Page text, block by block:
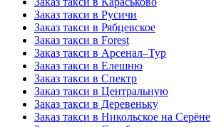
Заказ такси в Русичи
Заказ такси в Рябцевское
Заказ такси в Forest
Заказ такси в Арсенал–Тур
Заказ такси в Елешню
Заказ такси в Спектр
Заказ такси в Центральную
Заказ такси в Деревеньку
Заказ такси в Никольское на Серёне